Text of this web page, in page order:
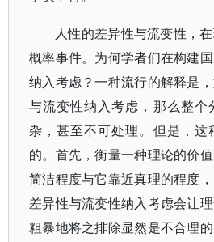
人性的差异性与流变性，
概率事件。为何学者们在构建
纳入考虑？一种流行的解释是
与流变性纳入考虑，那么整个
杂，甚至不可处理。但是，这
的。首先，衡量一种理论的价
简洁程度与它靠近真理的程度
差异性与流变性纳入考虑会让
粗暴地将之排除显然是不合理